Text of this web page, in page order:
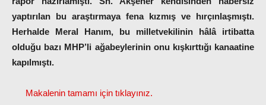
yaptırılan bu araştırmaya fena kızmış ve hırçınlaşmıştı.
Herhalde Meral Hanım, bu milletvekilinin hâlâ irtibatta
olduğu bazı MHP’li ağabeylerinin onu kışkırttığı kanaatine
kapılmıştı.
Makalenin tamamı için tıklayınız.